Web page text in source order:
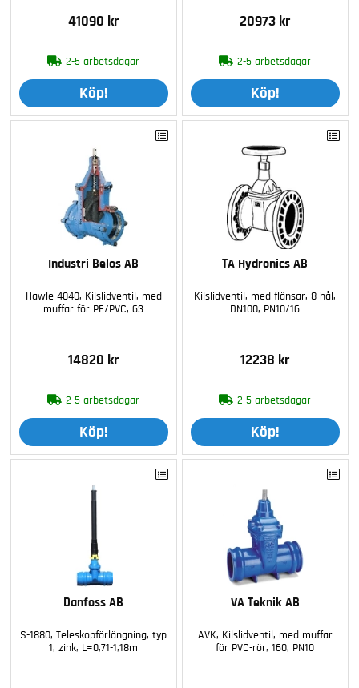
41090 kr
2-5 arbetsdagar
Köp!
20973 kr
2-5 arbetsdagar
Köp!
Industri Belos AB
Hawle 4040, Kilslidventil, med
muffar för PE/PVC, 63
14820 kr
2-5 arbetsdagar
Köp!
TA Hydronics AB
Kilslidventil, med flänsar, 8 hål,
DN100, PN10/16
12238 kr
2-5 arbetsdagar
Köp!
Danfoss AB
S-1880, Teleskopförlängning, typ
1, zink, L=0,71-1,18m
VA Teknik AB
AVK, Kilslidventil, med muffar
för PVC-rör, 160, PN10